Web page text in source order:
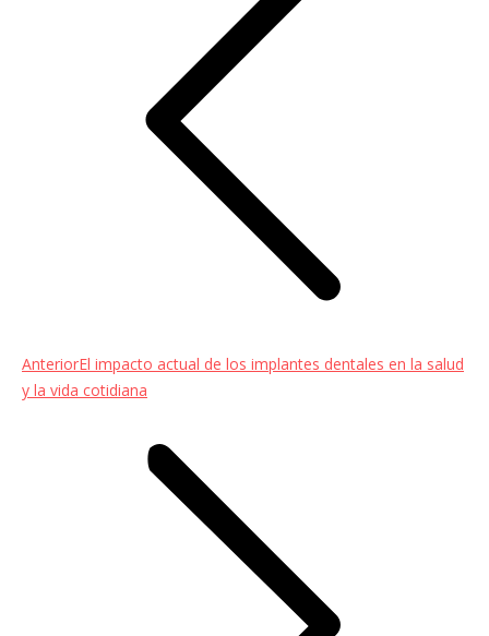
AnteriorEntrada
anterior:
El impacto actual de los implantes dentales en la salud
y la vida cotidiana